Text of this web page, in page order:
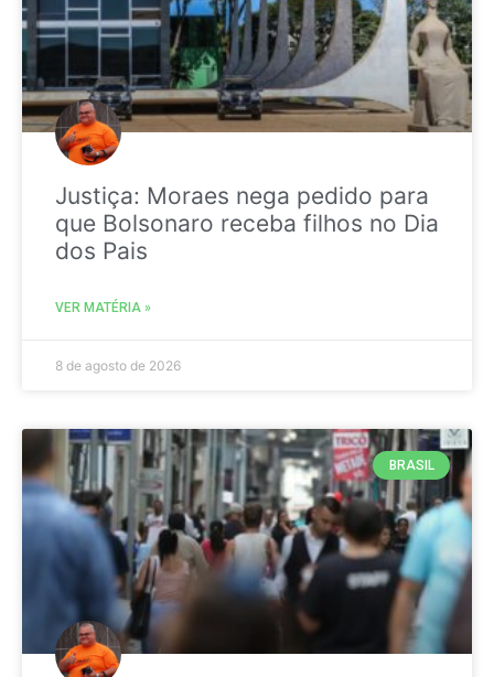
Justiça: Moraes nega pedido para
que Bolsonaro receba filhos no Dia
dos Pais
VER MATÉRIA »
8 de agosto de 2026
BRASIL